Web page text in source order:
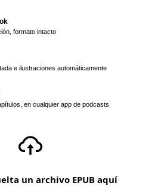
formato intacto
e ilustraciones automáticamente
en cualquier app de podcasts
un archivo EPUB aquí